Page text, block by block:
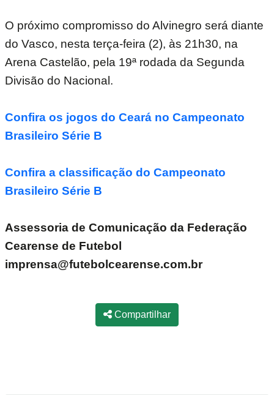
O próximo compromisso do Alvinegro será diante
do Vasco, nesta terça-feira (2), às 21h30, na
Arena Castelão, pela 19ª rodada da Segunda
Divisão do Nacional.
Confira os jogos do Ceará no Campeonato
Brasileiro Série B
Confira a classificação do Campeonato
Brasileiro Série B
Assessoria de Comunicação da Federação
Cearense de Futebol
imprensa@futebolcearense.com.br
Compartilhar